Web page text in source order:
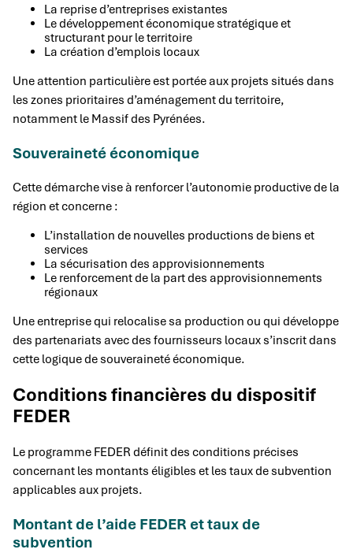
La reprise d’entreprises existantes
Le développement économique stratégique et
structurant pour le territoire
La création d’emplois locaux
Une attention particulière est portée aux projets situés dans
les zones prioritaires d’aménagement du territoire,
notamment le Massif des Pyrénées.
Souveraineté économique
Cette démarche vise à renforcer l’autonomie productive de la
région et concerne :
L’installation de nouvelles productions de biens et
services
La sécurisation des approvisionnements
Le renforcement de la part des approvisionnements
régionaux
Une entreprise qui relocalise sa production ou qui développe
des partenariats avec des fournisseurs locaux s’inscrit dans
cette logique de souveraineté économique.
Conditions financières du dispositif
FEDER
Le programme FEDER définit des conditions précises
concernant les montants éligibles et les taux de subvention
applicables aux projets.
Montant de l’aide FEDER et taux de
subvention